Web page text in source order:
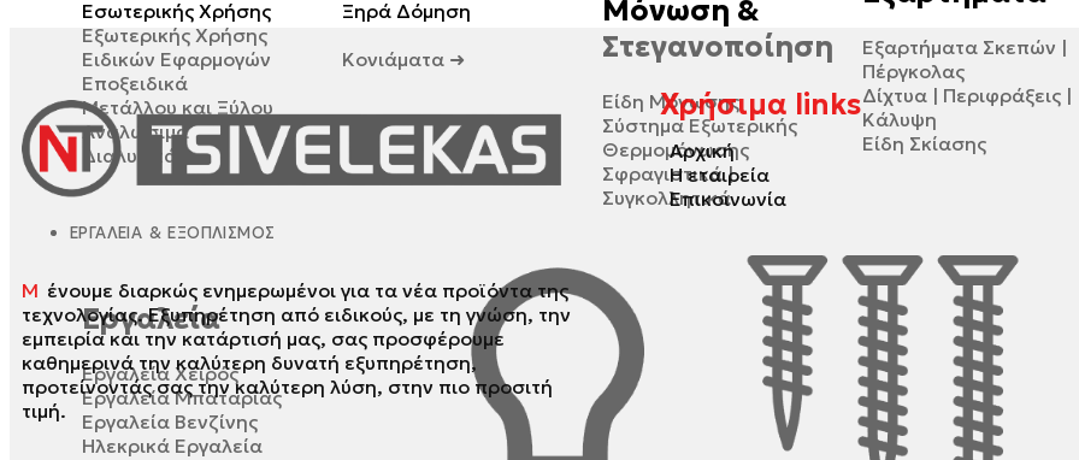
Εσωτερικής Χρήσης
Εξωτερικής Χρήσης
Ειδικών Εφαρμογών
Εποξειδικά
Μετάλλου και Ξύλου
Αναλώσιμα
Διαλυτικά
Ξηρά Δόμηση
Κονιάματα ➜
Κόλλες Πλακιδίων
Πρόσμικτα
Μόνωση &
Στεγανοποίηση
Είδη Μόνωσης
Σύστημα Εξωτερικής
Θερμομόνωσης
Σφραγιστικά |
Συγκολλητικά
Εξαρτήματα Σκεπών |
Πέργκολας
Δίχτυα | Περιφράξεις |
Κάλυψη
Είδη Σκίασης
ΕΡΓΑΛΕΊΑ & ΕΞΟΠΛΙΣΜΌΣ
Εργαλεία
Εργαλεία Χειρός
Εργαλεία Μπαταρίας
Εργαλεία Βενζίνης
Ηλεκρικά Εργαλεία
Μ ένουμε διαρκώς ενημερωμένοι για τα νέα προϊόντα της
τεχνολογίας. Εξυπηρέτηση από ειδικούς, με τη γνώση, την
εμπειρία και την κατάρτισή μας, σας προσφέρουμε
καθημερινά την καλύτερη δυνατή εξυπηρέτηση,
προτείνοντάς σας την καλύτερη λύση, στην πιο προσιτή
τιμή.
Χρήσιμα links
Αρχική
Η εταιρεία
Επικοινωνία